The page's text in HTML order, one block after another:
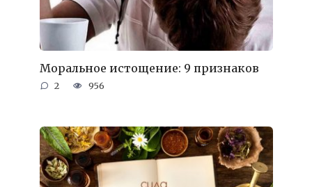
Моральное истощение: 9 признаков
2 956